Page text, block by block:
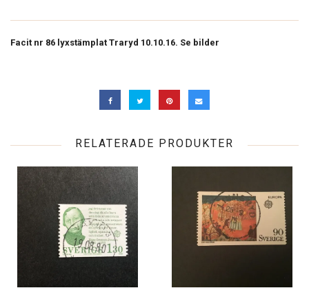
Facit nr 86 lyxstämplat Traryd 10.10.16. Se bilder
RELATERADE PRODUKTER